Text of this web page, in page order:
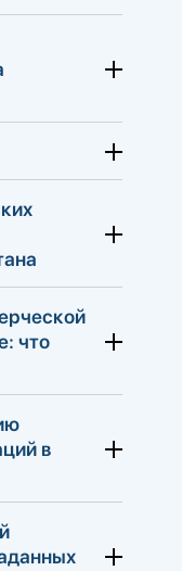
что
в